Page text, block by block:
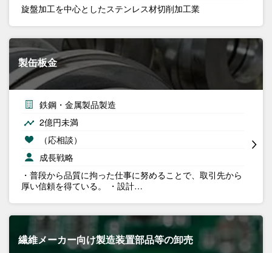
旋盤加工を中心としたステンレス材切削加工業
製缶板金
鉄鋼・金属製品製造
2億円未満
（応相談）
成長戦略
・普段から品質に拘った仕事に努めることで、取引先から
厚い信頼を得ている。 ・設計…
繊維メーカー向け製造装置部品等の卸売